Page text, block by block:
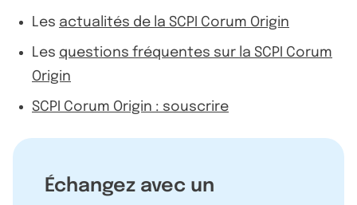
Les actualités de la SCPI Corum Origin
Les questions fréquentes sur la SCPI Corum
Origin
SCPI Corum Origin : souscrire
Échangez avec un